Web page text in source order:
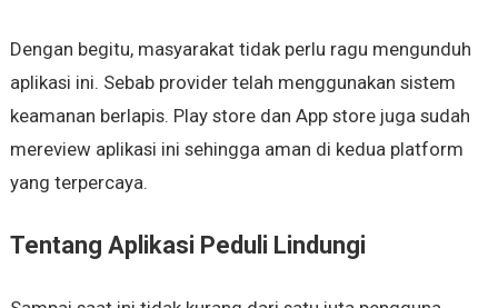
Dengan begitu, masyarakat tidak perlu ragu mengunduh
aplikasi ini. Sebab provider telah menggunakan sistem
keamanan berlapis. Play store dan App store juga sudah
mereview aplikasi ini sehingga aman di kedua platform
yang terpercaya.
Tentang Aplikasi Peduli Lindungi